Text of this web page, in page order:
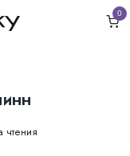
0
чтения